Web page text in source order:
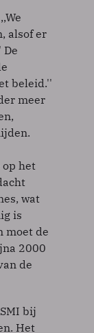
alsof er
beleid.''
meer
het
wat
is
moet de
2000
de
bij
Het